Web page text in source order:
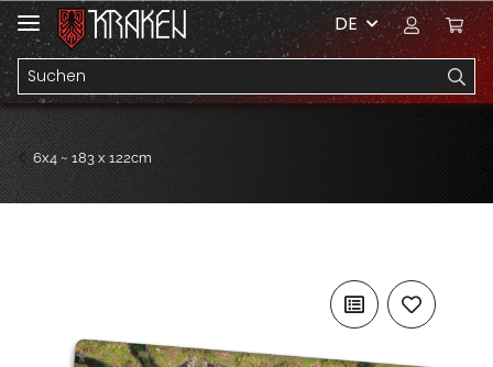
DE
6x4 ~ 183 x 122cm